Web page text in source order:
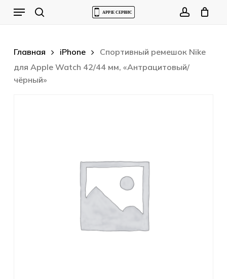
Menu
Главная iPhone
Спортивный ремешок Nike
для Apple Watch 42/44 мм, «Антрацитовый/
чёрный»